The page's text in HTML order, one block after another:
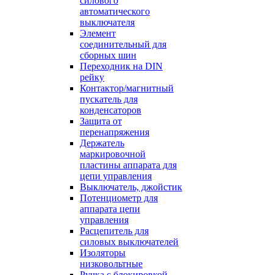
автоматического
выключателя
Элемент
соединительный для
сборных шин
Переходник на DIN
рейку
Контактор/магнитный
пускатель для
конденсаторов
Защита от
перенапряжения
Держатель
маркировочной
пластины аппарата для
цепи управления
Выключатель, джойстик
Потенциометр для
аппарата цепи
управления
Расцепитель для
силовых выключателей
Изоляторы
низковольтные